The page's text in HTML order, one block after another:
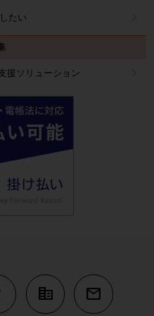
たい
援ソリューション
corporate_fare mail